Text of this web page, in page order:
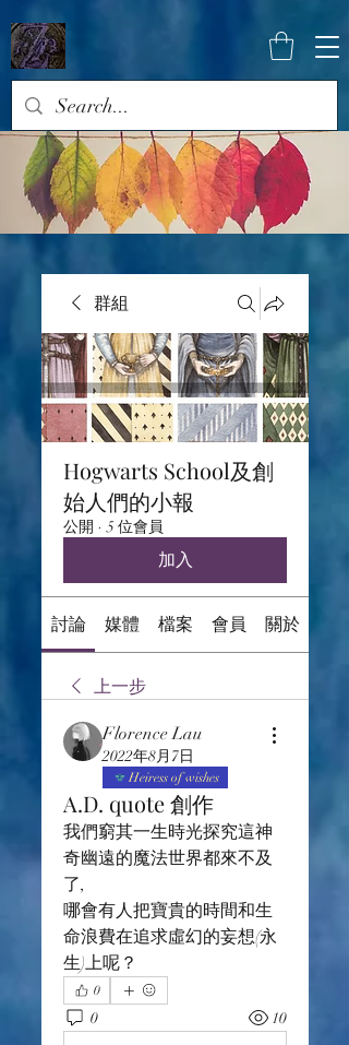
群組
Hogwarts School及創
始人們的小報
公開 · 5 位會員
加入
討論 媒體 檔案 會員 關於
上一步
Florence Lau
2022年8月7日
Heiress of wishes
A.D. quote 創作
我們窮其一生時光探究這神
奇幽遠的魔法世界都來不及
了,
哪會有人把寶貴的時間和生
命浪費在追求虛幻的妄想(永
生)上呢？
0
0 10